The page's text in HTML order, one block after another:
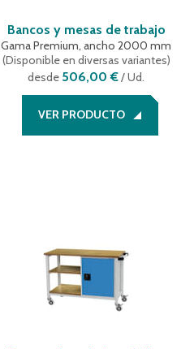
Bancos y mesas de trabajo
Gama Premium, ancho 2000 mm
(Disponible en diversas variantes)
desde 506,00 €/ Ud.
VER PRODUCTO